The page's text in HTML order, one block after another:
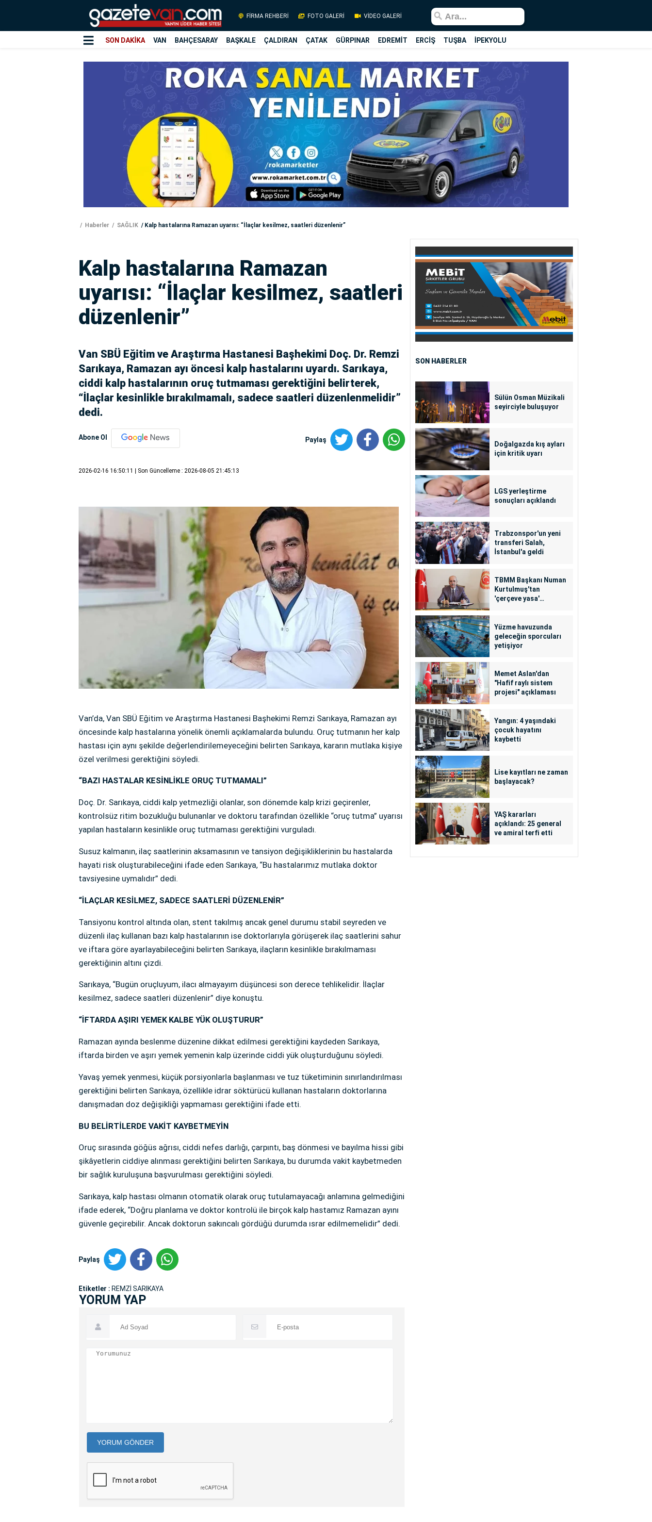
FİRMA REHBERİ FOTO GALERİ VİDEO GALERİ
SON DAKİKA VAN BAHÇESARAY BAŞKALE ÇALDIRAN ÇATAK GÜRPINAR EDREMİT ERCİŞ TUŞBA İPEKYOLU
Haberler SAĞLIK Kalp hastalarına Ramazan uyarısı: “İlaçlar kesilmez, saatleri düzenlenir”
Kalp hastalarına Ramazan
uyarısı: “İlaçlar kesilmez, saatleri
düzenlenir”
Van SBÜ Eğitim ve Araştırma Hastanesi Başhekimi Doç. Dr. Remzi
Sarıkaya, Ramazan ayı öncesi kalp hastalarını uyardı. Sarıkaya,
ciddi kalp hastalarının oruç tutmaması gerektiğini belirterek,
“İlaçlar kesinlikle bırakılmamalı, sadece saatleri düzenlenmelidir”
dedi.
Abone Ol Paylaş
2026-02-16 16:50:11 | Son Güncelleme : 2026-08-05 21:45:13
Van’da, Van SBÜ Eğitim ve Araştırma Hastanesi Başhekimi Remzi Sarıkaya, Ramazan ayı
öncesinde kalp hastalarına yönelik önemli açıklamalarda bulundu. Oruç tutmanın her kalp
hastası için aynı şekilde değerlendirilemeyeceğini belirten Sarıkaya, kararın mutlaka kişiye
özel verilmesi gerektiğini söyledi.
“BAZI HASTALAR KESİNLİKLE ORUÇ TUTMAMALI”
Doç. Dr. Sarıkaya, ciddi kalp yetmezliği olanlar, son dönemde kalp krizi geçirenler,
kontrolsüz ritim bozukluğu bulunanlar ve doktoru tarafından özellikle “oruç tutma” uyarısı
yapılan hastaların kesinlikle oruç tutmaması gerektiğini vurguladı.
Susuz kalmanın, ilaç saatlerinin aksamasının ve tansiyon değişikliklerinin bu hastalarda
hayati risk oluşturabileceğini ifade eden Sarıkaya, “Bu hastalarımız mutlaka doktor
tavsiyesine uymalıdır” dedi.
“İLAÇLAR KESİLMEZ, SADECE SAATLERİ DÜZENLENİR”
Tansiyonu kontrol altında olan, stent takılmış ancak genel durumu stabil seyreden ve
düzenli ilaç kullanan bazı kalp hastalarının ise doktorlarıyla görüşerek ilaç saatlerini sahur
ve iftara göre ayarlayabileceğini belirten Sarıkaya, ilaçların kesinlikle bırakılmaması
gerektiğinin altını çizdi.
Sarıkaya, “Bugün oruçluyum, ilacı almayayım düşüncesi son derece tehlikelidir. İlaçlar
kesilmez, sadece saatleri düzenlenir” diye konuştu.
“İFTARDA AŞIRI YEMEK KALBE YÜK OLUŞTURUR”
Ramazan ayında beslenme düzenine dikkat edilmesi gerektiğini kaydeden Sarıkaya,
iftarda birden ve aşırı yemek yemenin kalp üzerinde ciddi yük oluşturduğunu söyledi.
Yavaş yemek yenmesi, küçük porsiyonlarla başlanması ve tuz tüketiminin sınırlandırılması
gerektiğini belirten Sarıkaya, özellikle idrar söktürücü kullanan hastaların doktorlarına
danışmadan doz değişikliği yapmaması gerektiğini ifade etti.
BU BELİRTİLERDE VAKİT KAYBETMEYİN
Oruç sırasında göğüs ağrısı, ciddi nefes darlığı, çarpıntı, baş dönmesi ve bayılma hissi gibi
şikâyetlerin ciddiye alınması gerektiğini belirten Sarıkaya, bu durumda vakit kaybetmeden
bir sağlık kuruluşuna başvurulması gerektiğini söyledi.
Sarıkaya, kalp hastası olmanın otomatik olarak oruç tutulamayacağı anlamına gelmediğini
ifade ederek, “Doğru planlama ve doktor kontrolü ile birçok kalp hastamız Ramazan ayını
güvenle geçirebilir. Ancak doktorun sakıncalı gördüğü durumda ısrar edilmemelidir” dedi.
Paylaş
Etiketler : REMZİ SARIKAYA
YORUM YAP
YORUM GÖNDER
SON HABERLER
Sülün Osman Müzikali
seyirciyle buluşuyor
Doğalgazda kış ayları
için kritik uyarı
LGS yerleştirme
sonuçları açıklandı
Trabzonspor'un yeni
transferi Salah,
İstanbul'a geldi
TBMM Başkanı Numan
Kurtulmuş'tan
'çerçeve yasa'
Yüzme havuzunda
geleceğin sporcuları
yetişiyor
Memet Aslan'dan
"Hafif raylı sistem
projesi" açıklaması
Yangın: 4 yaşındaki
çocuk hayatını
kaybetti
Lise kayıtları ne zaman
başlayacak?
YAŞ kararları
açıklandı: 25 general
ve amiral terfi etti